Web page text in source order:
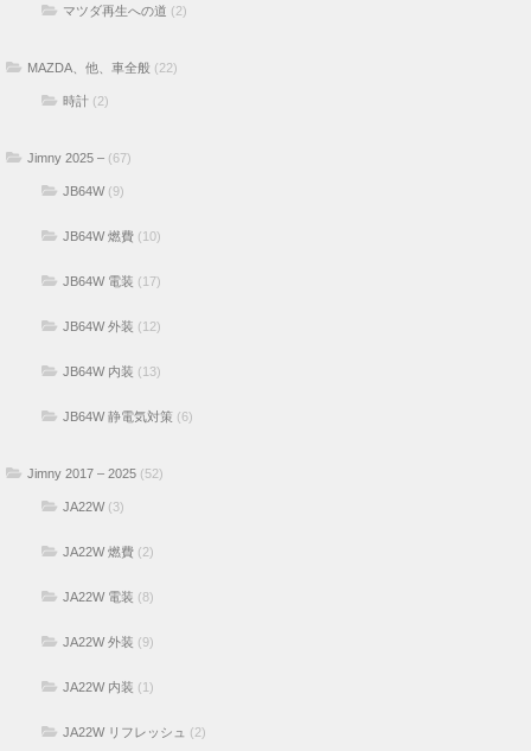
マツダ再生への道 (2)
MAZDA、他、車全般 (22)
時計 (2)
Jimny 2025 – (67)
JB64W(9)
JB64W 燃費 (10)
JB64W 電装 (17)
JB64W 外装 (12)
JB64W 内装 (13)
JB64W 静電気対策 (6)
Jimny 2017 – 2025 (52)
JA22W(3)
JA22W 燃費 (2)
JA22W 電装 (8)
JA22W 外装 (9)
JA22W 内装 (1)
JA22W リフレッシュ (2)